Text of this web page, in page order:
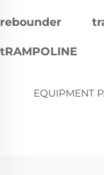
rebounder
tRAMPOLINE
EQUIPMENT